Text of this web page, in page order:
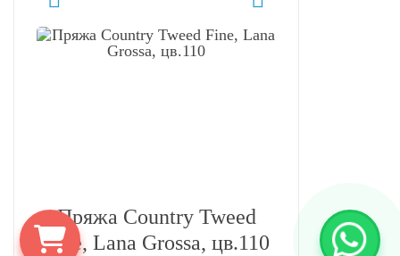
Пряжа Country Tweed
Fine, Lana Grossa, цв.110